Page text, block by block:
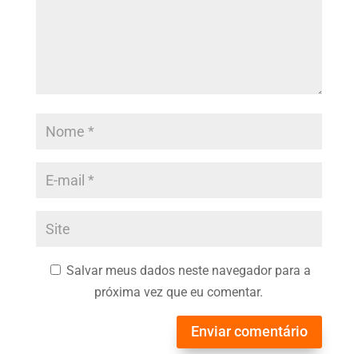
Salvar meus dados neste navegador para a
próxima vez que eu comentar.
Enviar comentário